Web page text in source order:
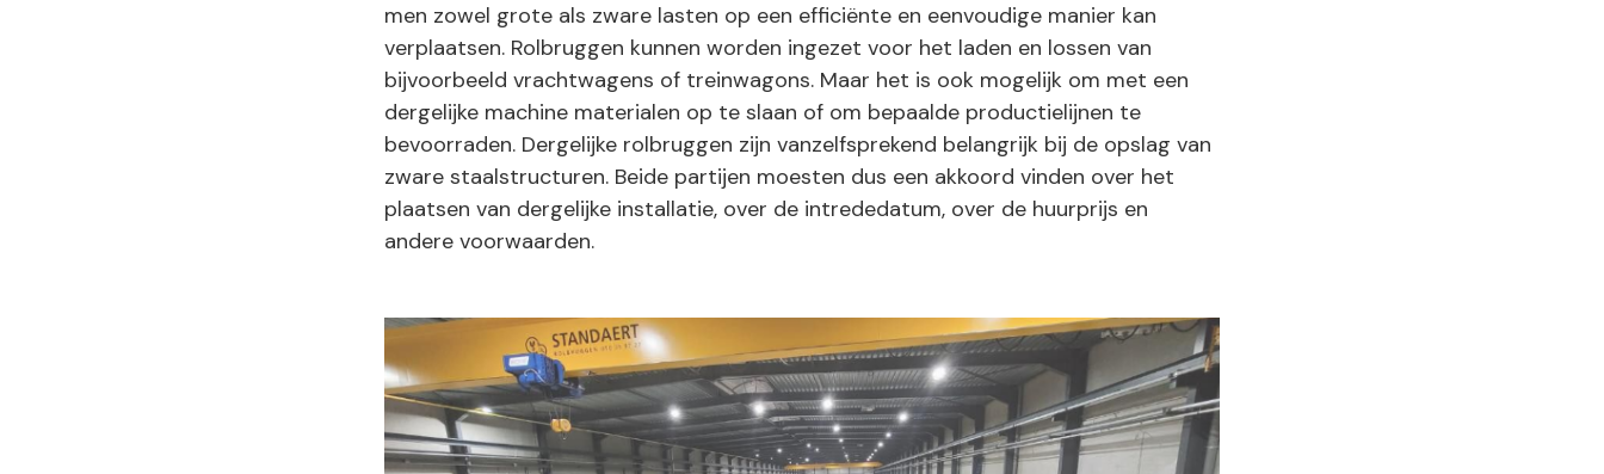
men zowel grote als zware lasten op een efficiënte en eenvoudige manier kan
verplaatsen. Rolbruggen kunnen worden ingezet voor het laden en lossen van
bijvoorbeeld vrachtwagens of treinwagons. Maar het is ook mogelijk om met een
dergelijke machine materialen op te slaan of om bepaalde productielijnen te
bevoorraden. Dergelijke rolbruggen zijn vanzelfsprekend belangrijk bij de opslag van
zware staalstructuren. Beide partijen moesten dus een akkoord vinden over het
plaatsen van dergelijke installatie, over de intrededatum, over de huurprijs en
andere voorwaarden.